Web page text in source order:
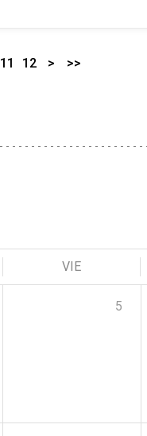
11 12 > >>
VIE
5